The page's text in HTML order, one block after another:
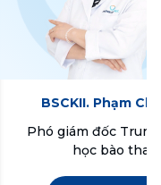
BSCKII. Phạm Chi
Phó giám đốc Trung
học bào thai